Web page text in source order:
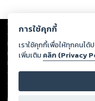
Copyright © 2026
ต่อผลงานหรือเนื้อหาใดที่อัปโหลด
ทรัพย์สินทางปัญญาของบุคคลอื่น
ทุกท่านโปรดใช้วิจารณญาณในกา
หนึ่งส่วนใดขัดต่อกฎหมายและศีลธ
ดำเนินการในทันที ทั้งนี้ ทางสต
ลิขสิทธิ์ พ.ศ. 2537 (ฉบับล่าสุด)
การใช้คุกกี้
เราใช้คุกกี้เพื่อให้ทุกคนไ
เพิ่มเติม คลิก (Privacy